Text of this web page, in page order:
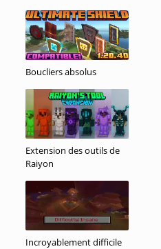
Boucliers absolus
Extension des outils de
Raiyon
Incroyablement difficile